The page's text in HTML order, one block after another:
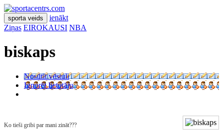
sporta veids
ienākt
Ziņas EIROKAUSI NBA
biskaps
Nosūtīt vēstuli
Ignorēt lietotāju
Ko tieši gribi par mani zināt???